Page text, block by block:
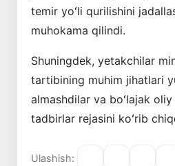
temir yoʻli qurilishini
muhokama qilindi.
Shuningdek, yetakchilar
tartibining muhim jihatlari
almashdilar va boʻlajak
tadbirlar rejasini koʻrib
Ulashish: